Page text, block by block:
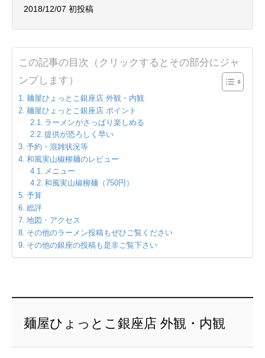
2018/12/07 初投稿
この記事の目次（クリックするとその部分にジャ
ンプします）
麺屋ひょっとこ銀座店 外観・内観
麺屋ひょっとこ銀座店 ポイント
ラーメンがさっぱり楽しめる
提供が恐ろしく早い
予約・混雑状況等
和風実山椒柳麺のレビュー
メニュー
和風実山椒柳麺（750円）
予算
総評
地図・アクセス
その他のラーメン投稿もぜひご覧ください
その他の銀座の投稿も是非ご覧下さい
麺屋ひょっとこ銀座店 外観・内観